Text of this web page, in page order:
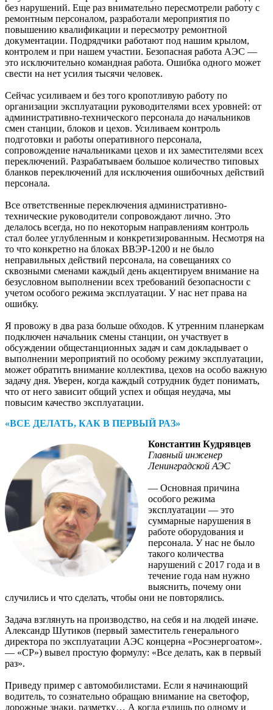
без нарушений. Еще раз внимательно пересмотрели работу с
ремонтным персоналом, разработали мероприятия по
повышению квалификации и пересмотру ремонтной
документации. Подрядчики работают под нашим крылом,
контролем и при нашем участии. Безопасная работа АЭС —
это исключительно командная работа. Ошибка одного может
свести на нет усилия тысячи человек.
Сейчас усиливаем и без того кропотливую работу по
организации эксплуатации руководителями всех уровней: от
административно-технического персонала до начальников
смен станции, блоков и цехов. Усиливаем контроль
подготовки и работы оперативного персонала,
сопровождение начальниками цехов и их заместителями всех
переключений. Разрабатываем большое количество типовых
бланков переключений для исключения ошибочных действий
персонала.
Все ответственные переключения административно-
технические руководители сопровождают лично. Это
делалось всегда, но по некоторым направлениям контроль
стал более углубленным и конкретизированным. Несмотря на
то что конкретно на блоках ВВЭР‑1200 и не было
неправильных действий персонала, на совещаниях со
сквозными сменами каждый день акцентируем внимание на
безусловном выполнении всех требований безопасности с
учетом особого режима эксплуатации. У нас нет права на
ошибку.
Я провожу в два раза больше обходов. К утренним планеркам
подключен начальник смены станции, он участвует в
обсуждении общестанционных задач и сам докладывает о
выполнении мероприятий по особому режиму эксплуатации,
может обратить внимание коллектива, цехов на особо важную
задачу дня. Уверен, когда каждый сотрудник будет понимать,
что от него зависит общий успех и общая неудача, мы
повысим качество эксплуатации.
«ВСЕ ДЕЛАТЬ, КАК В ПЕРВЫЙ РАЗ»
Константин Кудрявцев
Главный инженер
Ленинградской АЭС
— Основная причина
особого режима
эксплуатации — это
суммарные нарушения в
работе оборудования и
персонала. У нас не было
такого количества
нарушений с 2017 года и в
течение года нам нужно
выяснить, почему они
случились и что сделать, чтобы они не повторялись.
Задача взглянуть на производство, на себя и на людей иначе.
Александр Шутиков (первый заместитель генерального
директора по эксплуатации АЭС концерна «Росэнергоатом».
— «СР») вывел простую формулу: «Все делать, как в первый
раз».
Приведу пример с автомобилистами. Если я начинающий
водитель, то сознательно обращаю внимание на светофор,
дорожные знаки, разметку… А когда ездишь по одному и